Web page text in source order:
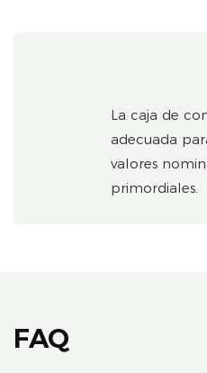
La caja de
adecuada
valores
primordiales.
FAQ